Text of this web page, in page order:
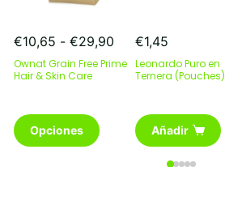
€10,65 - €29,90 Rango
precios:
hasta
€29,90
Ownat Grain Free Prime
Hair & Skin Care
Opciones
Este
producto
€1,45
Leonardo Puro en
Ternera (Pouches)
Añadir